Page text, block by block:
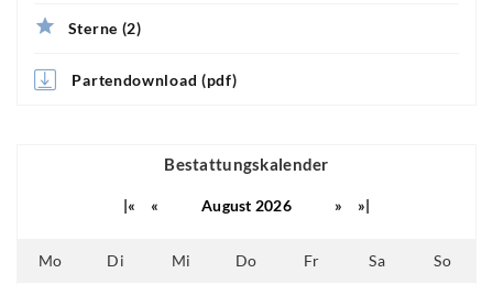
Sterne (2)
Partendownload (pdf)
Bestattungskalender
|« « August 2026 » »|
Mo Di Mi Do Fr Sa So